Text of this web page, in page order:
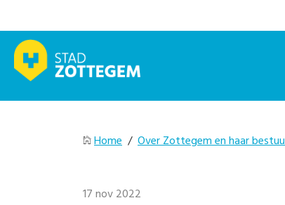
Home / Over Zottegem en haar
17 nov 2022